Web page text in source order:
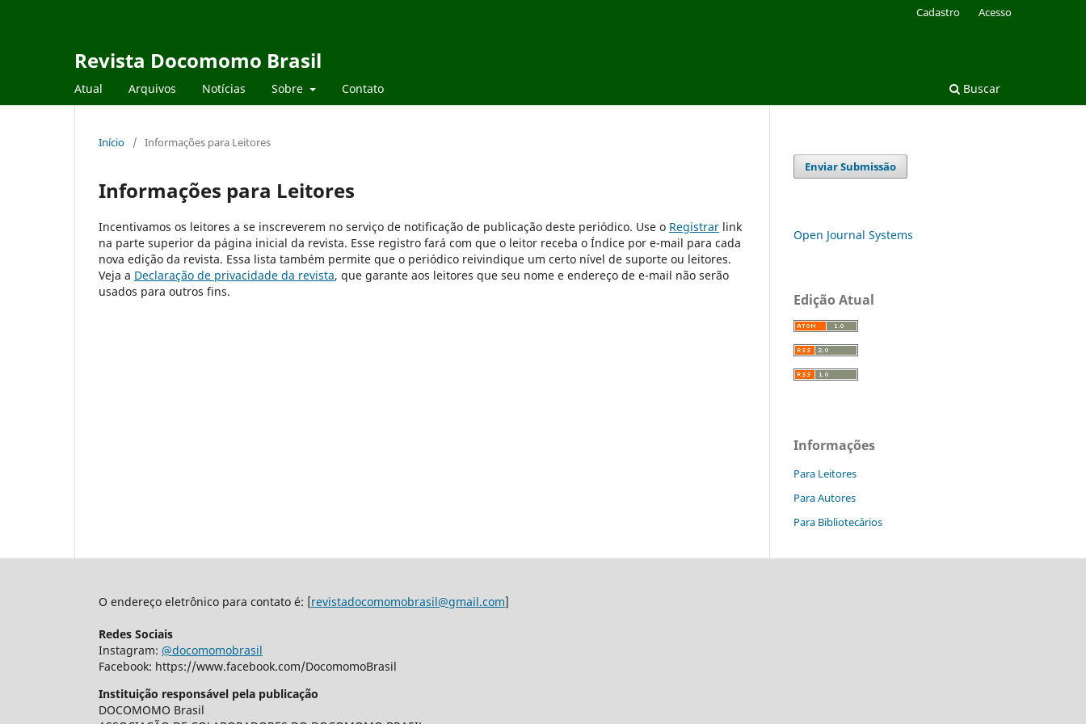
Revista Docomomo Brasil
Atual Arquivos Notícias Sobre Contato Buscar
Cadastro Acesso
Início / Informações para Leitores
Informações para Leitores
Incentivamos os leitores a se inscreverem no serviço de notificação de publicação deste periódico. Use o Registrar link
na parte superior da página inicial da revista. Esse registro fará com que o leitor receba o Índice por e-mail para cada
nova edição da revista. Essa lista também permite que o periódico reivindique um certo nível de suporte ou leitores.
Veja a Declaração de privacidade da revista, que garante aos leitores que seu nome e endereço de e-mail não serão
usados para outros fins.
Enviar Submissão
Open Journal Systems
Edição Atual
Informações
Para Leitores
Para Autores
Para Bibliotecários
O endereço eletrônico para contato é: [revistadocomomobrasil@gmail.com]
Redes Sociais
Instagram: @docomomobrasil
Facebook: https://www.facebook.com/DocomomoBrasil
Instituição responsável pela publicação
DOCOMOMO Brasil